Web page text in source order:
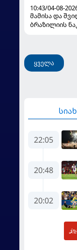
10:43/04-08-
მამისა და
ბრაზილიის
ყველა
22:05
20:48
20:02